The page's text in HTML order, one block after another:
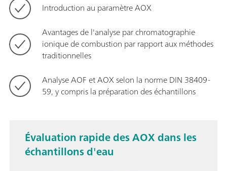
Introduction au paramètre AOX
Avantages de l'analyse par chromatographie
ionique de combustion par rapport aux méthodes
traditionnelles
Analyse AOF et AOX selon la norme DIN 38409-
59, y compris la préparation des échantillons
Évaluation rapide des AOX dans les
échantillons d'eau